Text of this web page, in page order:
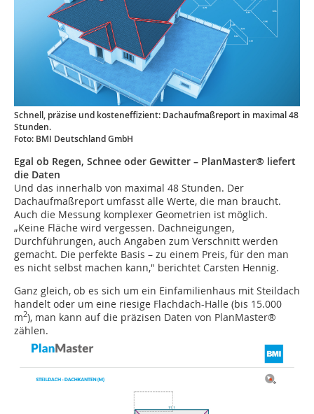
Schnell, präzise und kosteneffizient: Dachaufmaßreport in maximal 48
Stunden.
Foto: BMI Deutschland GmbH
Egal ob Regen, Schnee oder Gewitter – PlanMaster® liefert
die Daten
Und das innerhalb von maximal 48 Stunden. Der
Dachaufmaßreport umfasst alle Werte, die man braucht.
Auch die Messung komplexer Geometrien ist möglich.
„Keine Fläche wird vergessen. Dachneigungen,
Durchführungen, auch Angaben zum Verschnitt werden
gemacht. Die perfekte Basis – zu einem Preis, für den man
es nicht selbst machen kann," berichtet Carsten Hennig.
Ganz gleich, ob es sich um ein Einfamilienhaus mit Steildach
handelt oder um eine riesige Flachdach-Halle (bis 15.000
m2), man kann auf die präzisen Daten von PlanMaster®
zählen.